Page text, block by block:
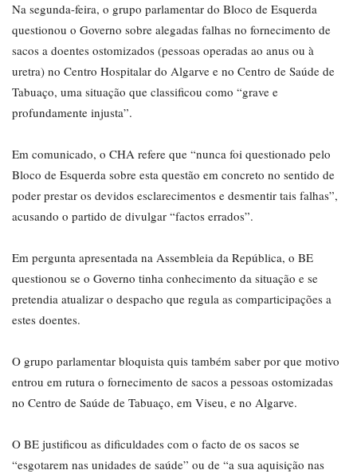
Na segunda-feira, o grupo parlamentar do Bloco de Esquerda
questionou o Governo sobre alegadas falhas no fornecimento de
sacos a doentes ostomizados (pessoas operadas ao anus ou à
uretra) no Centro Hospitalar do Algarve e no Centro de Saúde de
Tabuaço, uma situação que classificou como “grave e
profundamente injusta”.
Em comunicado, o CHA refere que “nunca foi questionado pelo
Bloco de Esquerda sobre esta questão em concreto no sentido de
poder prestar os devidos esclarecimentos e desmentir tais falhas”,
acusando o partido de divulgar “factos errados”.
Em pergunta apresentada na Assembleia da República, o BE
questionou se o Governo tinha conhecimento da situação e se
pretendia atualizar o despacho que regula as comparticipações a
estes doentes.
O grupo parlamentar bloquista quis também saber por que motivo
entrou em rutura o fornecimento de sacos a pessoas ostomizadas
no Centro de Saúde de Tabuaço, em Viseu, e no Algarve.
O BE justificou as dificuldades com o facto de os sacos se
“esgotarem nas unidades de saúde” ou de “a sua aquisição nas